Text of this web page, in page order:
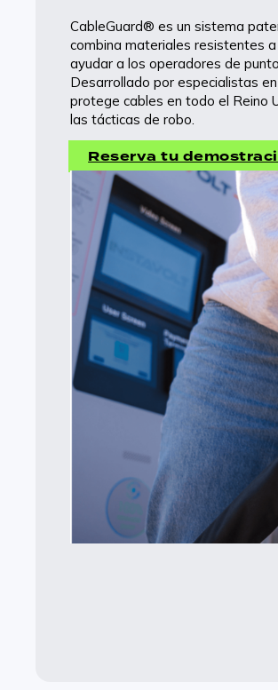
Asesoramiento en estrategia
marca para optimizar el
gama de vehículos eléctricos.
Soluciones modulares de
experiencia del usuario y
recarga.
CableGuard® es un sistema
combina materiales resistentes
ayudar a los operadores de
Desarrollado por especialistas
protege cables en todo el Reino
las tácticas de robo.
Reserva tu